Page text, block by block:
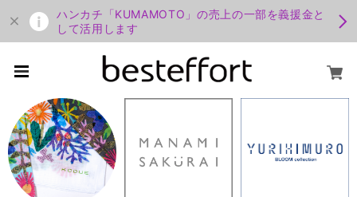
ハンカチ「KUMAMOTO」の売上の一部を義援金と
して活用します